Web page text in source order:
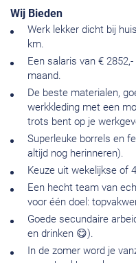
Wij Bieden
Werk lekker dicht bij
km.
Een salaris van €
maand.
De beste materialen,
werkkleding met een
trots bent op je
Superleuke borrels en
altijd nog herinneren).
Keuze uit wekelijkse of
Een hecht team van
voor één doel:
Goede secundaire
en drinken 😋).
In de zomer word je